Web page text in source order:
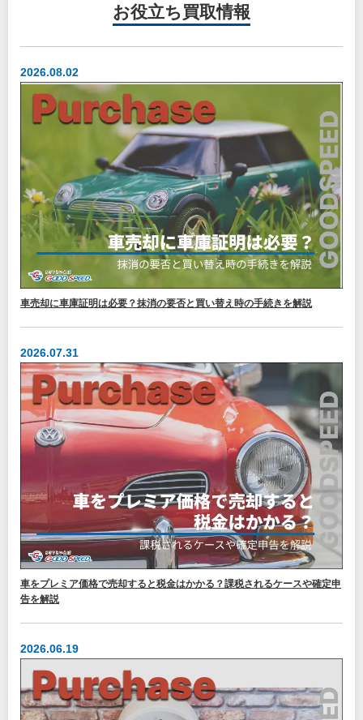
お役立ち 買取情報
2026.08.02
車売却に車庫証明は必要？抹消の要否と買い替え時の手続きを解説
2026.07.31
車をプレミア価格で売却すると税金はかかる？課税されるケースや確定申
告を解説
2026.06.19